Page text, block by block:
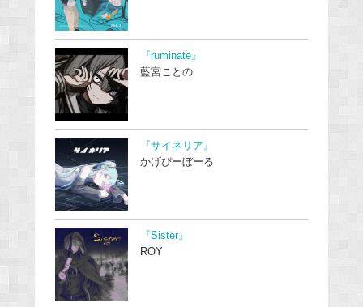
『ruminate』
藍宮ことの
『サイネリア』
かげぴーぼーる
『Sister』
ROY